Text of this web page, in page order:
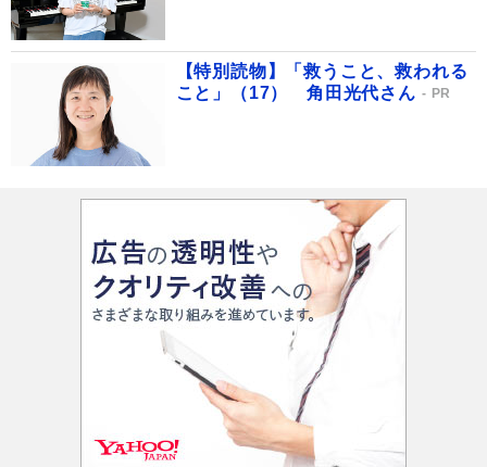
【特別読物】「救うこと、救われる
こと」（17） 角田光代さん
PR